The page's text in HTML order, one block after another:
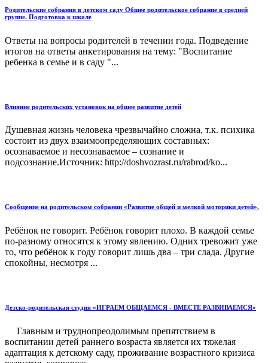
Родительские собрания в детском саду Общее родительское собрание в средней
группе. Подготовка к школе
Ответы на вопросы родителей в течении года. Подведение
итогов на ответы анкетирования на тему: "Воспитание
ребенка в семье и в саду "...
Влияние родительских установок на общее развитие детей
Душевная жизнь человека чрезвычайно сложна, т.к. психика
состоит из двух взаимоопределяющих составных:
осознаваемое и несознаваемое – сознание и
подсознание.Источник: http://doshvozrast.ru/rabrod/ko...
Сообщение на родительском собрании «Развитие общей и мелкой моторики детей».
Ребёнок не говорит. Ребёнок говорит плохо. В каждой семье
по-разному относятся к этому явлению. Одних тревожит уже
то, что ребёнок к году говорит лишь два – три слада. Другие
спокойны, несмотря ...
Детско-родительская студия «ИГРАЕМ ОБЩАЕМСЯ - ВМЕСТЕ РАЗВИВАЕМСЯ»
Главным и труднопреодолимым препятствием в
воспитании детей раннего возраста является их тяжелая
адаптация к детскому саду, проживание возрастного кризиса